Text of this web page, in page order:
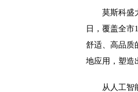
莫斯科盛
日，覆盖全市
舒适、高品质
地应用，塑造
从人工智